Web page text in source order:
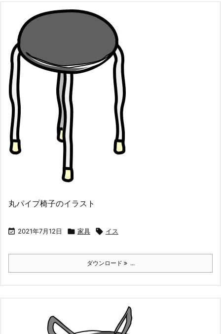
丸パイプ椅子のイラスト
 2021年7月12日  家具  イス
ダウンロード ...